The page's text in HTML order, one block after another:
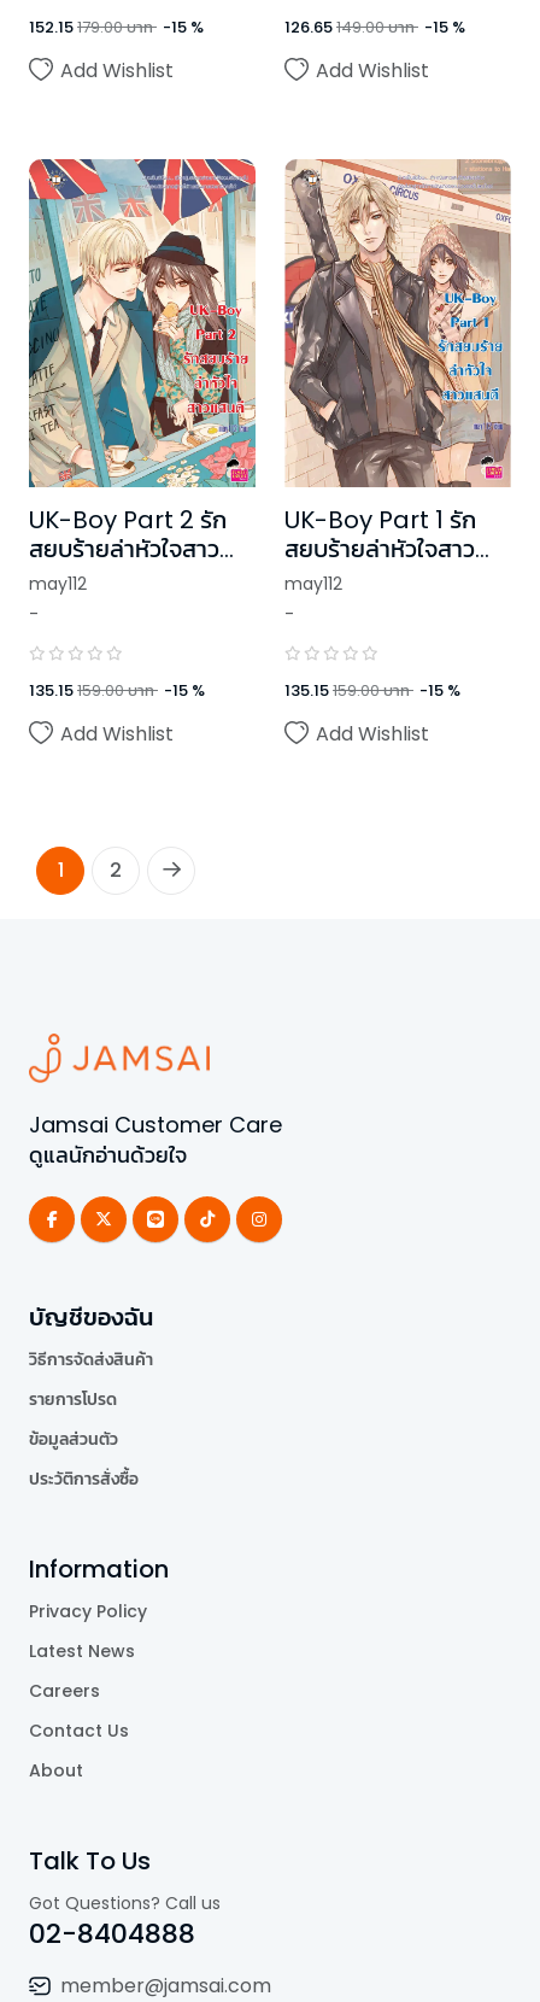
152.15179.00บาท -15 %
Add Wishlist
126.65149.00บาท -15 %
Add Wishlist
UK-Boy Part 2 รัก
สยบร้ายล่าหัวใจสาว
แสนดี
may112
-
135.15159.00บาท -15 %
Add Wishlist
UK-Boy Part 1 รัก
สยบร้ายล่าหัวใจสาว
แสนดี
may112
-
135.15159.00บาท -15 %
Add Wishlist
1 2
Jamsai Customer Care
ดูแลนักอ่านด้วยใจ
บัญชีของฉัน
วิธีการจัดส่งสินค้า
รายการโปรด
ข้อมูลส่วนตัว
ประวัติการสั่งซื้อ
Information
Privacy Policy
Latest News
Careers
Contact Us
About
Talk To Us
Got Questions? Call us
02-8404888
member@jamsai.com